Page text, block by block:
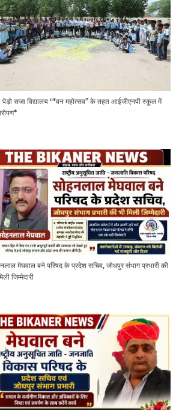
पेड़ो सजा विद्यालय "*वन महोत्सव” के तहत आईजीएनपी स्कूल में
मेघवाल बने परिषद के प्रदेश सचिव, जोधपुर संभाग प्रभारी की
जिम्मेदारी